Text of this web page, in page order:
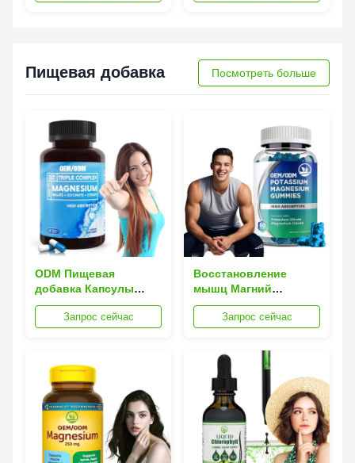
Пищевая добавка Посмотреть больше
ODM Пищевая
добавка Капсулы
очищенные кости
Сердце Мышцы
Запрос сейчас
Восстановление
мышц Магний
Питательная добавка
После тренировки
облегчение судорог
Запрос сейчас